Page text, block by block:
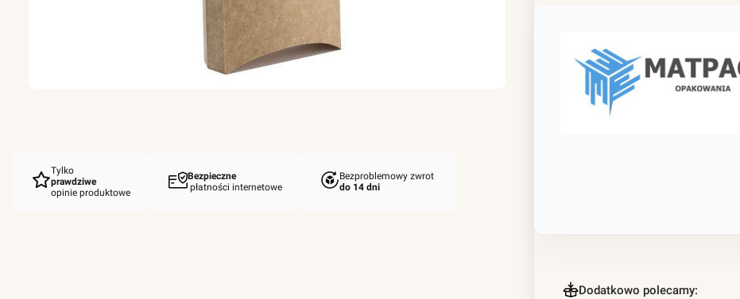
Tylko
prawdziwe
opinie produktowe
Bezpieczne
płatności internetowe
Bezproblemowy zwrot
do 14 dni
Dodatkowo polecamy: